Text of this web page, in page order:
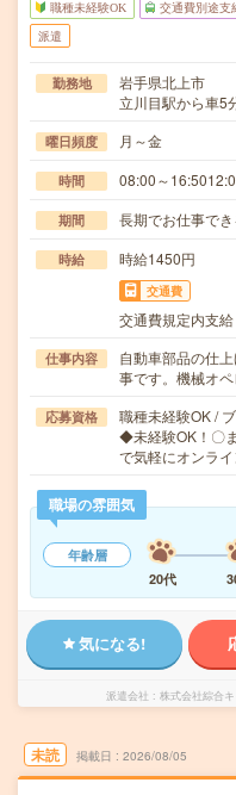
職種未経験OK 交通費別途支
派遣
勤務地
岩手県北上市
立川目駅から車5
曜日頻度 月～金
時間 08:00～
期間 長期でお仕事でき
時給 時給1450円
交通費
交通費規定内支給
仕事内容
自動車部品の仕
事です。機械オ
応募資格
職種未経験OK /
◆未経験OK！〇
で気軽にオンラ
職場の雰囲気
年齢層
20代
気になる!
派遣会社 株式会社綜合
未読 掲載日 2026/08/05